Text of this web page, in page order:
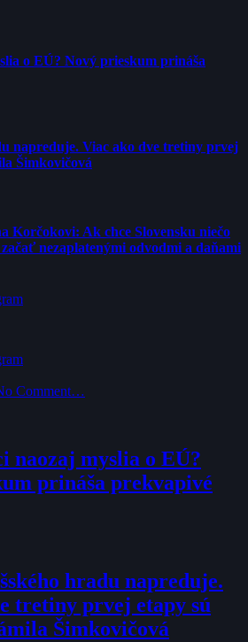
o EÚ? Nový prieskum prináša
napreduje. Viac ako dve tretiny prvej
Šimkovičová
Korčokovi: Ak chce Slovensku niečo
nezaplatenými odvodmi a daňami
naozaj myslia o EÚ?
prináša prekvapivé
hradu napreduje.
tretiny prvej etapy sú
Šimkovičová